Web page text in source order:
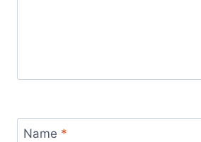
Name *